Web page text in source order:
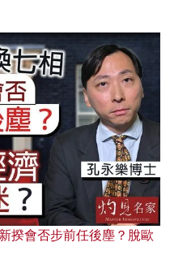
揆會否步前任後塵？脫歐